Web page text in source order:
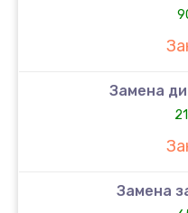
Замена
Замена